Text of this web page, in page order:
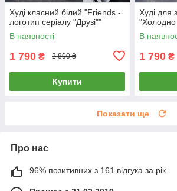
Худі класний білий "Friends -
логотип серіалу "Друзі""
В наявності
1 790 ₴ 2 800 ₴
Купити
Худі для
В
1 790 ₴
Показати ще
Про нас
96% позитивних з 161 відгука за рік